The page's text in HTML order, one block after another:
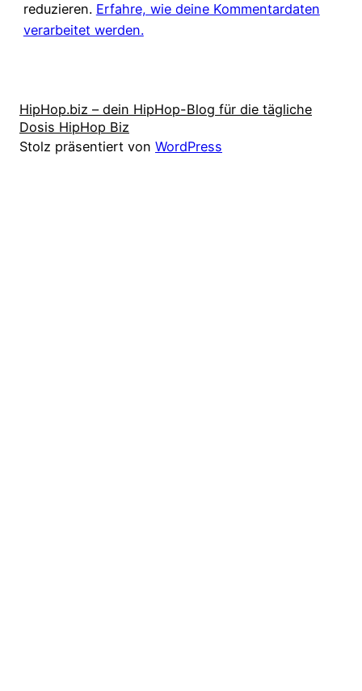
reduzieren. Erfahre, wie deine Kommentardaten
verarbeitet werden.
HipHop.biz – dein HipHop-Blog für die tägliche
Dosis HipHop Biz
Stolz präsentiert von WordPress